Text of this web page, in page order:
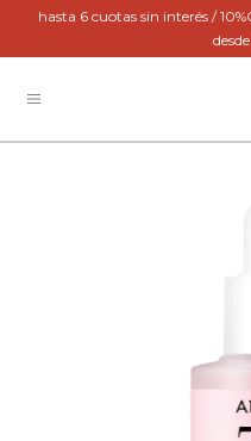
hasta 6 cuotas sin interés /